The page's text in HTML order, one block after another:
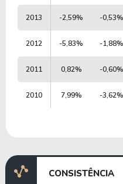
2013 -2,59% -0,53%
2012 -5,83% -1,88%
2011 0,82% -0,60%
2010 7,99% -3,62%
CONSISTÊNCIA